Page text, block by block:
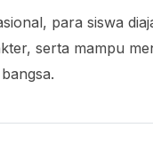
para siswa
serta mampu